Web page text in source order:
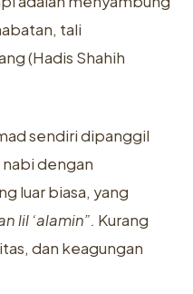
tali
(Hadis Shahih
sendiri dipanggil
dengan
luar biasa, yang
lil ‘alamin”. Kurang
dan keagungan